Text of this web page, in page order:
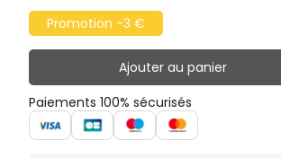
Promotion -3 €
Ajouter au panier
Paiements 100% sécurisés